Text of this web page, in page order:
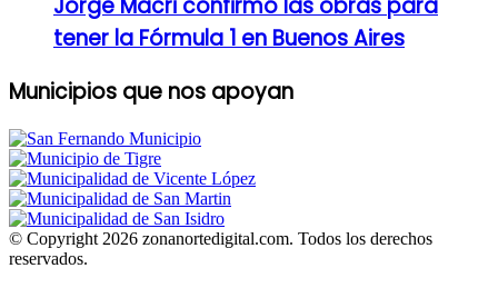
Jorge Macri confirmó las obras para
tener la Fórmula 1 en Buenos Aires
Municipios que nos apoyan
© Copyright 2026 zonanortedigital.com. Todos los derechos
reservados.